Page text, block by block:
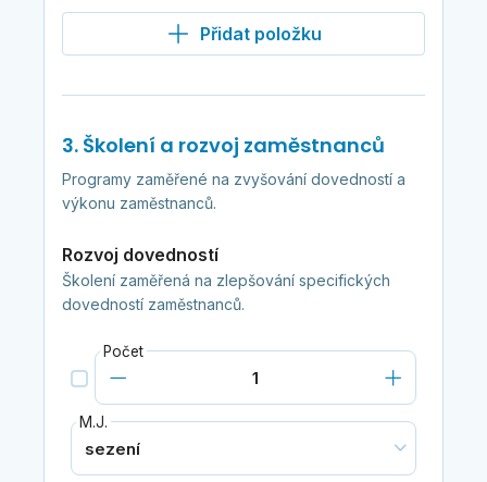
Přidat položku
3. Školení a rozvoj zaměstnanců
Programy zaměřené na zvyšování dovedností a
výkonu zaměstnanců.
Rozvoj dovedností
Školení zaměřená na zlepšování specifických
dovedností zaměstnanců.
Počet
M.J.